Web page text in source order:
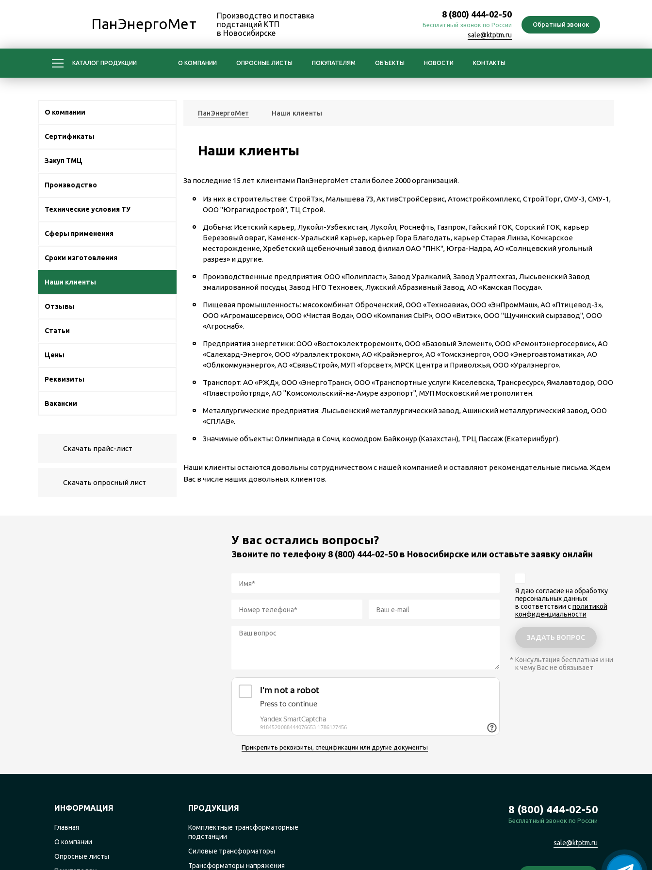
ПанЭнергоМет
Производство и поставка
подстанций КТП
в Новосибирске
8 (800) 444-02-50
Бесплатный звонок по России
sale@ktptm.ru
КАТАЛОГ ПРОДУКЦИИ О КОМПАНИИ ОПРОСНЫЕ ЛИСТЫ ПОКУПАТЕЛЯМ ОБЪЕКТЫ НОВОСТИ КОНТАКТЫ
О компании
Сертификаты
Закуп ТМЦ
Производство
Технические условия ТУ
Сферы применения
Сроки изготовления
Наши клиенты
Отзывы
Статьи
Цены
Реквизиты
Вакансии
Скачать прайс-лист
Скачать опросный лист
ПанЭнергоМет Наши клиенты
Наши клиенты
За последние 15 лет клиентами ПанЭнергоМет стали более 2000 организаций.
Из них в строительстве: СтройТэк, Малышева 73, АктивСтройСервис, Атомстройкомплекс, СтройТорг, СМУ-3, СМУ-1,
ООО "Юграгидрострой", ТЦ Строй.
Добыча: Исетский карьер, Лукойл-Узбекистан, Лукойл, Роснефть, Газпром, Гайский ГОК, Сорский ГОК, карьер
Березовый овраг, Каменск-Уральский карьер, карьер Гора Благодать, карьер Старая Линза, Кочкарское
месторождение, Хребетский щебеночный завод филиал ОАО "ПНК", Югра-Надра, АО «Солнцевский угольный
разрез» и другие.
Производственные предприятия: ООО «Полипласт», Завод Уралкалий, Завод Уралтехгаз, Лысьвенский Завод
эмалированной посуды, Завод НГО Техновек, Лужский Абразивный Завод, АО «Камская Посуда».
Пищевая промышленность: мясокомбинат Оброченский, ООО «Техноавиа», ООО «ЭнПромМаш», АО «Птицевод-3»,
ООО «Агромашсервис», ООО «Чистая Вода», ООО «Компания СЫР», ООО «Витэк», ООО "Щучинский сырзавод", ООО
«Агроснаб».
Предприятия энергетики: ООО «Востокэлектроремонт», ООО «Базовый Элемент», ООО «Ремонтэнергосервис», АО
«Салехард-Энерго», ООО «Уралэлектроком», АО «Крайэнерго», АО «Томскэнерго», ООО «Энергоавтоматика», АО
«Облкоммунэнерго», АО «СвязьСтрой», МУП «Горсвет», МРСК Центра и Приволжья, ООО «Уралэнерго».
Транспорт: АО «РЖД», ООО «ЭнергоТранс», ООО «Транспортные услуги Киселевска, Трансресурс», Ямалавтодор, ООО
«Плавстройотряд», АО "Комсомольский-на-Амуре аэропорт", МУП Московский метрополитен.
Металлургические предприятия: Лысьвенский металлургический завод, Ашинский металлургический завод, ООО
«СПЛАВ».
Значимые объекты: Олимпиада в Сочи, космодром Байконур (Казахстан), ТРЦ Пассаж (Екатеринбург).
Наши клиенты остаются довольны сотрудничеством с нашей компанией и оставляют рекомендательные письма. Ждем
Вас в числе наших довольных клиентов.
У вас остались вопросы?
Звоните по телефону 8 (800) 444-02-50 в Новосибирске или оставьте заявку онлайн
Прикрепить реквизиты, спецификации или другие документы
Я даю согласие на обработку
персональных данных
в соответствии с политикой
конфиденциальности
Консультация бесплатная и ни
к чему Вас не обязывает
8 (800) 444-02-50
Бесплатный звонок по России
sale@ktptm.ru
ИНФОРМАЦИЯ
Главная
О компании
Опросные листы
ПРОДУКЦИЯ
Комплектные трансформаторные
подстанции
Силовые трансформаторы
Трансформаторы напряжения